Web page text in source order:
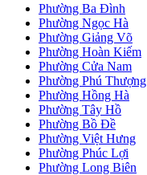
Phường Ba Đình
Phường Ngọc Hà
Phường Giảng Võ
Phường Hoàn Kiếm
Phường Cửa Nam
Phường Phú Thượng
Phường Hồng Hà
Phường Tây Hồ
Phường Bồ Đề
Phường Việt Hưng
Phường Phúc Lợi
Phường Long Biên